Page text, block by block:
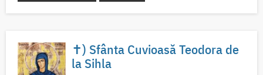
✝) Sfânta Cuvioasă Teodora de
la Sihla